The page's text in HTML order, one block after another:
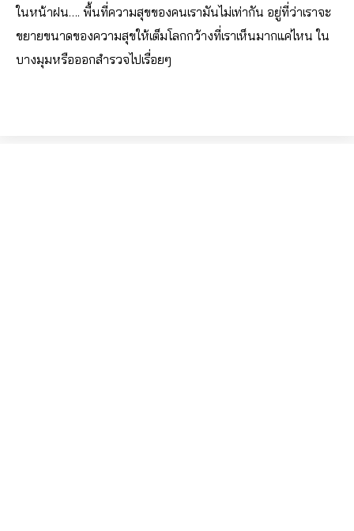
ในหน้าฝน…. พื้นที่ความสุขของคนเรามันไม่เท่ากัน อยู่ที่ว่าเราจะ
ขยายขนาดของความสุขให้เต็มโลกกว้างที่เราเห็นมากแค่ไหน ใน
บางมุมหรือออกสำรวจไปเรื่อยๆ